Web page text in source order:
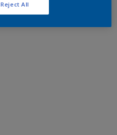
Reject All